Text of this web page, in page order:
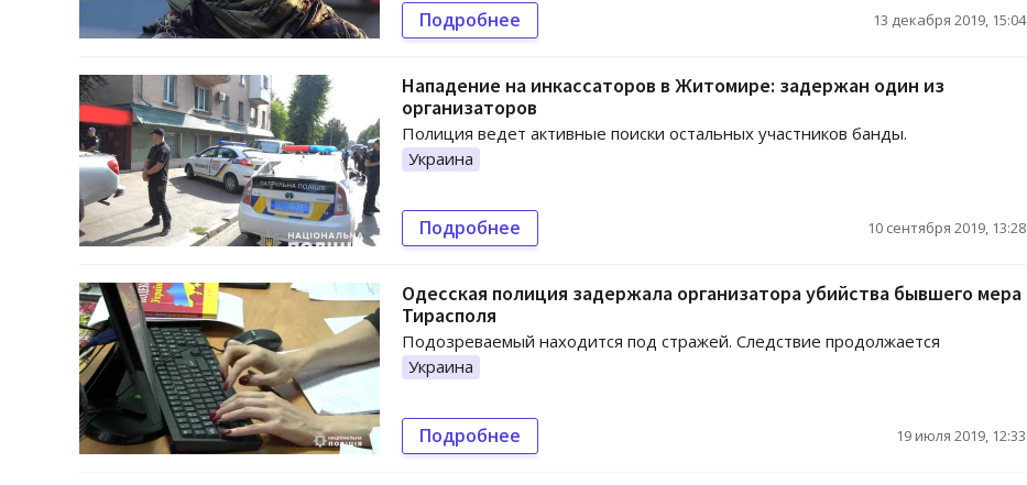
Подробнее 13 декабря 2019, 15:04
Нападение на инкассаторов в Житомире: задержан один из
организаторов
Полиция ведет активные поиски остальных участников банды.
Украина
Подробнее 10 сентября 2019, 13:28
Одесская полиция задержала организатора убийства бывшего мера
Тирасполя
Подозреваемый находится под стражей. Следствие продолжается
Украина
Подробнее 19 июля 2019, 12:33